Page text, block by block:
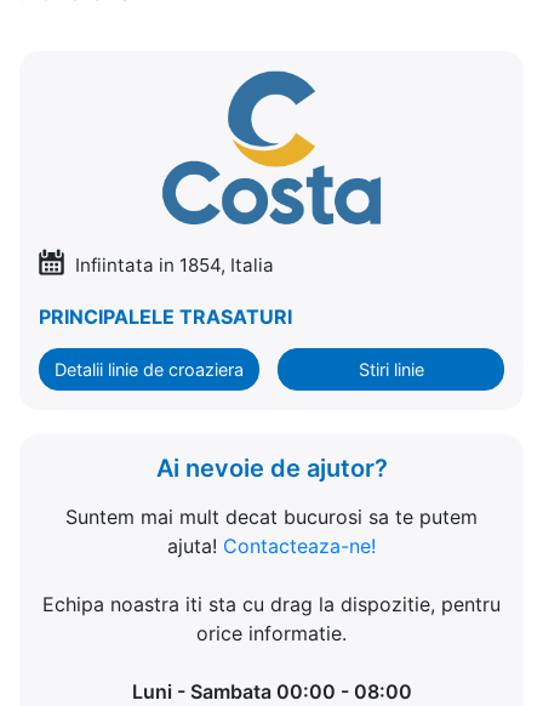
Infiintata in 1854, Italia
PRINCIPALELE TRASATURI
Detalii linie de croaziera Stiri linie
Ai nevoie de ajutor?
Suntem mai mult decat bucurosi sa te putem
ajuta! Contacteaza-ne!
Echipa noastra iti sta cu drag la dispozitie, pentru
orice informatie.
Luni - Sambata 00:00 - 08:00